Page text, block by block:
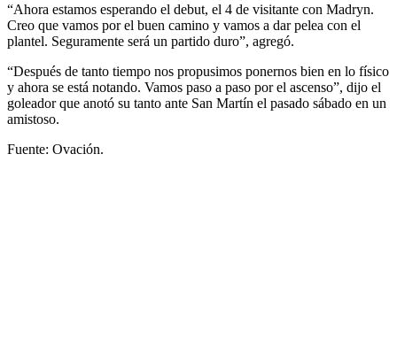
“Ahora estamos esperando el debut, el 4 de visitante con Madryn.
Creo que vamos por el buen camino y vamos a dar pelea con el
plantel. Seguramente será un partido duro”, agregó.
“Después de tanto tiempo nos propusimos ponernos bien en lo físico
y ahora se está notando. Vamos paso a paso por el ascenso”, dijo el
goleador que anotó su tanto ante San Martín el pasado sábado en un
amistoso.
Fuente: Ovación.